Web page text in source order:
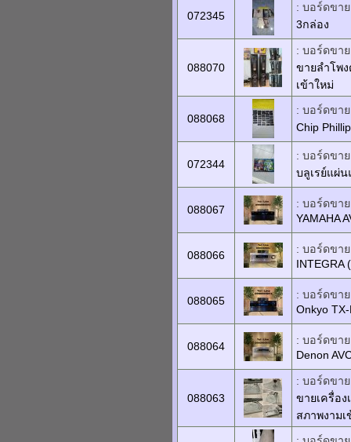
072345
: บอร์ดขา
3กล่อง
088070
: บอร์ดขาย
ขายลำโพ
เข้าใหม่
088068
: บอร์ดขาย
Chip
072344
: บอร์ดขา
บลูเรย์แผ่
088067
: บอร์ดขาย
YAMAHA
088066
: บอร์ดขาย
INTEGRA
088065
: บอร์ดขาย
Onkyo
088064
: บอร์ดขาย
Denon
088063
: บอร์ดขาย
ขายเครื่อง
สภาพงามเ